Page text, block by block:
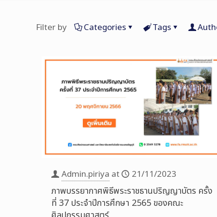
Filter by Categories Tags
Admin.piriya at 21/11/2023
ภาพบรรยากาศพิธีพระราชธานปริญญาบัตร ครั้ง
ที่ 37 ประจำปีการศึกษา 2565 ของคณะ